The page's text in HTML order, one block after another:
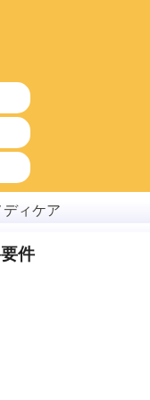
ディケア
件